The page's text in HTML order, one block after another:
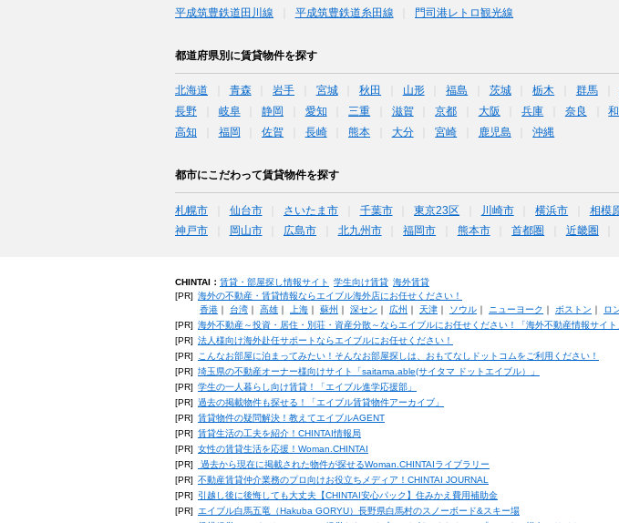
平成筑豊鉄道田川線
平成筑豊鉄道糸田線 門司港レトロ観光線
都道府県別に賃貸物件を探す
北海道 青森 岩手 宮城 秋田 山形 福島 茨城 栃木 群馬
長野
岐阜 静岡 愛知 三重 滋賀 京都 大阪 兵庫 奈良
高知
福岡 佐賀 長崎 熊本 大分 宮崎 鹿児島 沖縄
都市にこだわって賃貸物件を探す
札幌市 仙台市 さいたま市 千葉市 東京23区 川崎市 横浜市 相模
神戸市
岡山市 広島市 北九州市 福岡市 熊本市 首都圏 近畿圏
CHINTAI： 賃貸・部屋探し情報サイト 学生向け賃貸 海外賃貸
[PR] 海外の不動産・賃貸情報ならエイブル海外店にお任せください！
香港｜ 台湾｜ 高雄｜ 上海｜ 蘇州 深セン 広州 天津｜ ソウル｜ ニューヨーク ボストン ロ
[PR] 海外不動産～投資・居住・別荘・資産分散～ならエイブルにお任せください！「海外不動産情報サイト
[PR] 法人様向け海外赴任サポートならエイブルにお任せください！
[PR]
こんなお部屋に泊まってみたい！そんなお部屋探しは、おもてなしドットコムをご利用ください！
[PR] 埼玉県の不動産オーナー様向けサイト「saitama.able(サイタマ ドットエイブル）」
[PR] 学生の一人暮らし向け賃貸！「エイブル進学応援部」
[PR] 過去の掲載物件も探せる！「エイブル賃貸物件アーカイブ」
[PR] 賃貸物件の疑問解決！教えてエイブルAGENT
[PR] 賃貸生活の工夫を紹介！CHINTAI情報局
[PR] 女性の賃貸生活を応援！Woman.CHINTAI
[PR]
過去から現在に掲載された物件が探せるWoman.CHINTAIライブラリー
[PR] 不動産賃貸仲介業務のプロ向けお役立ちメディア！CHINTAI JOURNAL
[PR]
引越し後に後悔しても大丈夫【CHINTAI安心パック】住みかえ費用補助金
[PR] エイブル白馬五竜（Hakuba GORYU）長野県白馬村のスノーボード&スキー場